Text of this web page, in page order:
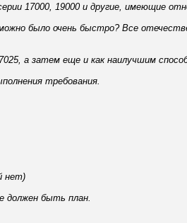
17000, 19000 и другие, имеющие
было очень быстро? Все
а затем еще и как наилучшим
требования.
нет)
должен быть план.